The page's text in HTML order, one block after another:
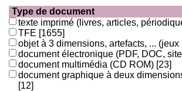
Type de document
texte imprimé (livres, articles,
TFE [1655]
objet à 3 dimensions, artefacts, ...
document électronique (PDF, DOC,
document multimédia (CD ROM) [23]
document graphique à deux
[12]